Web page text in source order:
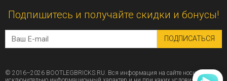
Подпишитесь и получайте скидки и бонусы!
ПОДПИСАТЬСЯ
© 2016–2026 BOOTLEGBRICKS.RU. Вся информация на сайте носит